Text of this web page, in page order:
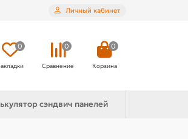
Личный кабинет
0 0
Сравнение
0
Корзина
сэндвич панелей